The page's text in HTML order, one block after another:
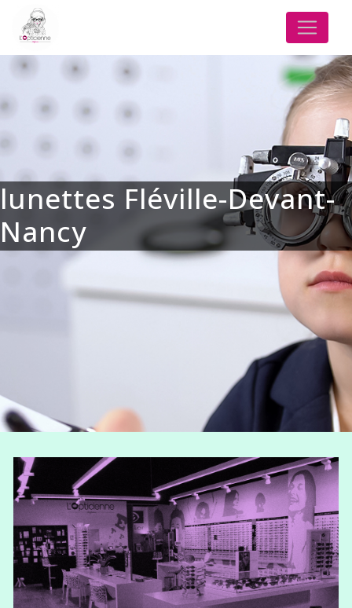
Panneau de gestion des cookies
lunettes Fléville-Devant-
Nancy